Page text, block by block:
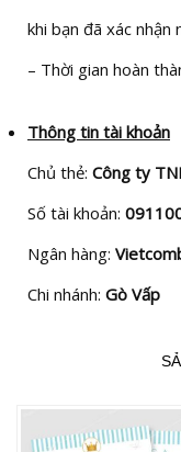
khi bạn đã xác nhận
– Thời gian hoàn
Thông tin tài khoản
Chủ thẻ: Công ty
Số tài khoản:
Ngân hàng:
Chi nhánh: Gò Vấp